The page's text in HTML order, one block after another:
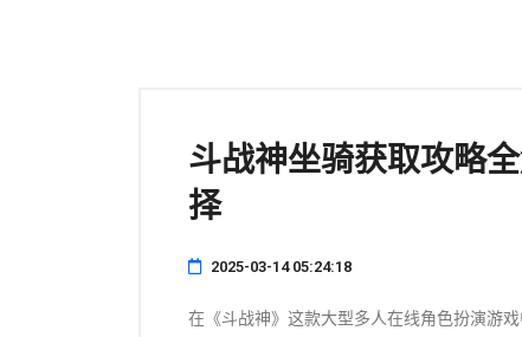
斗战神坐骑获取攻略
择
2025-03-14 05:24:18
在《斗战神》这款大型多人在线角色扮演游